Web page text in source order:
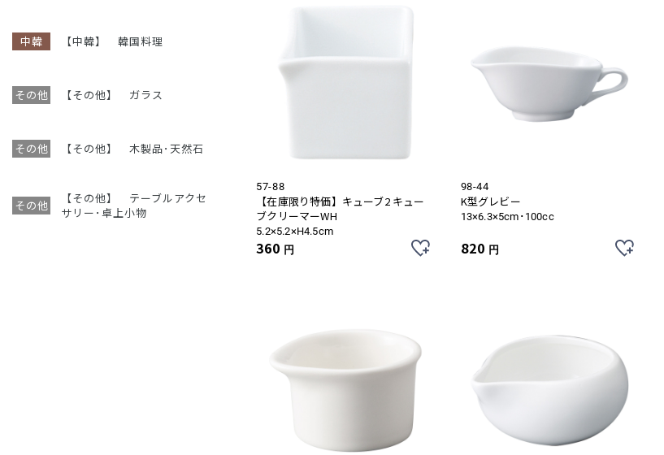
【中韓】 韓国料理
【その他】 ガラス
【その他】 木製品･天然石
【その他】 テーブルアクセ
サリー･卓上小物
57-88
【在庫限り特価】キューブ2 キュー
ブクリーマーWH
5.2×5.2×H4.5cm
360 円
98-44
K型グレビー
13×6.3×5cm･100cc
820 円